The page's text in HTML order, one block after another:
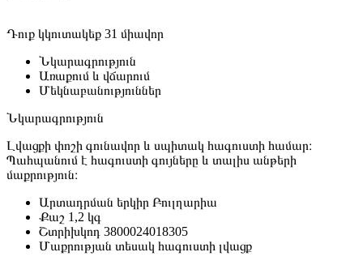
Դուք կկուտակեք 31 միավոր
Նկարագրություն
Առաքում և վճարում
Մեկնաբանություններ
Նկարագրություն
Լվացքի փոշի գունավոր և սպիտակ հագուստի համար։
Պահպանում է հագուստի գույները և տալիս անթերի
մաքրություն։
Արտադրման երկիր Բուլղարիա
Քաշ 1,2 կգ
Շտրիխկոդ 3800024018305
Մաքրության տեսակ հագուստի լվացք